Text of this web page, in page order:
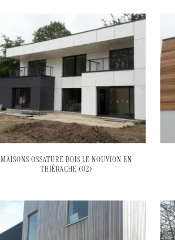
MAISONS OSSATURE BOIS LE NOUVION EN
THIÉRACHE (02)